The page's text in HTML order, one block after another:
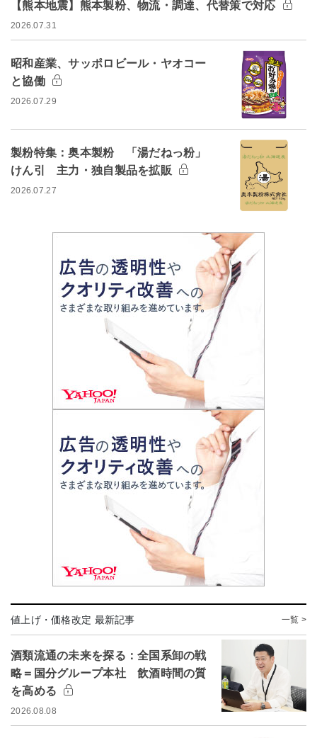
【熊本地震】熊本製粉、物流・調達、代替策で対応
2026.07.31
昭和産業、サッポロビール・ヤオコー
と協働
2026.07.29
製粉特集：奥本製粉 「湯だねっ粉」
けん引 主力・独自製品を拡販
2026.07.27
値上げ・価格改定 最新記事 一覧 >
酒類流通の未来を探る：全国系卸の戦
略＝国分グループ本社 飲酒時間の質
を高める
2026.08.08